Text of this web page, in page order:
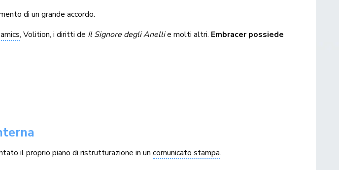
di un grande accordo.
, Volition, i diritti de Il Signore degli Anellie molti altri. Embracer possiede
il proprio piano di ristrutturazione in uncomunicato stampa.